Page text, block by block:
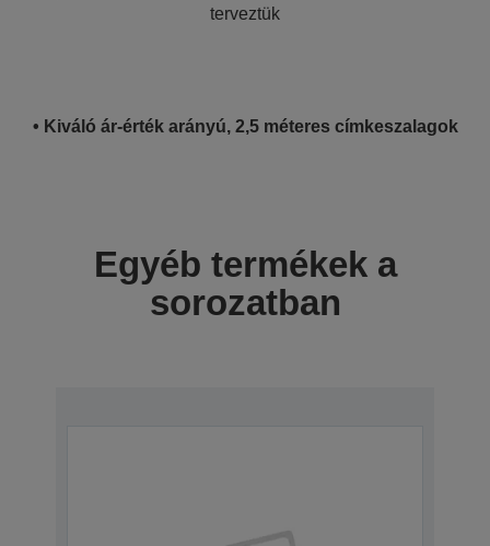
terveztük
• Kiváló ár-érték arányú, 2,5 méteres címkeszalagok
Egyéb termékek a
sorozatban